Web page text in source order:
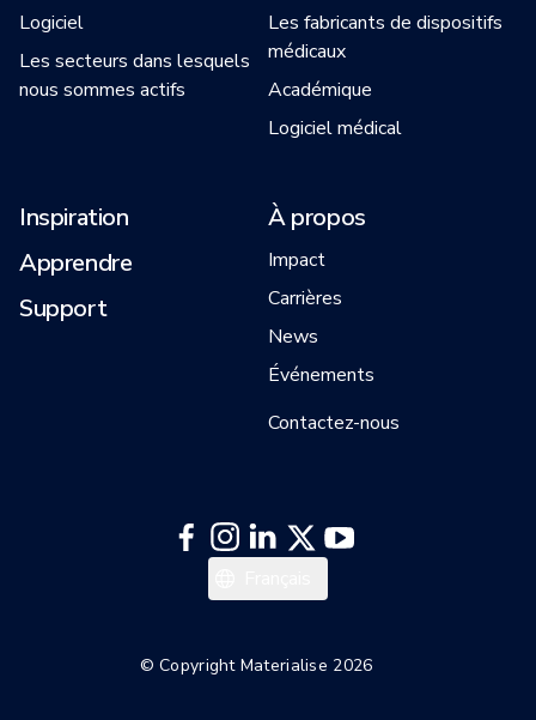
Logiciel
Les secteurs dans lesquels
nous sommes actifs
Les fabricants de dispositifs
médicaux
Académique
Logiciel médical
Inspiration
Apprendre
Support
À propos
Impact
Carrières
News
Événements
Contactez-nous
Italiano
© Copyright Materialise 2026